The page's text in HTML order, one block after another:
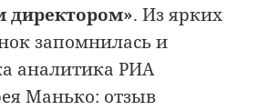
. Из ярких
запомнилась и
аналитика РИА
Манько: отзыв